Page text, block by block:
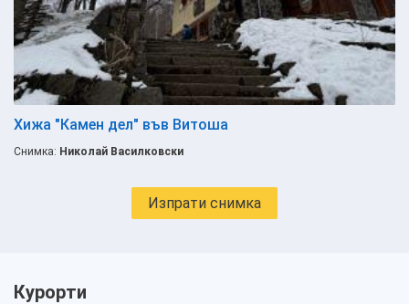
Хижа "Камен дел" във Витоша
Снимка: Николай Василковски
Изпрати снимка
Курорти